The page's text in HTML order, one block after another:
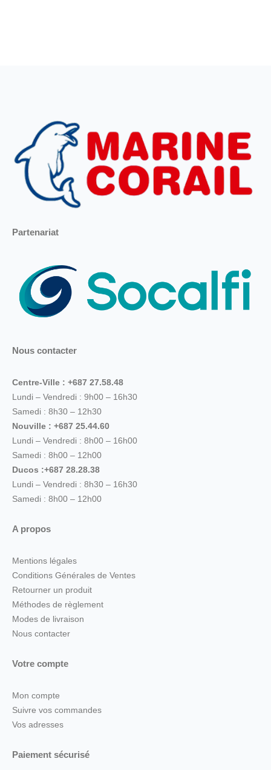
Partenariat
Nous contacter
Centre-Ville : +687 27.58.48
Lundi – Vendredi : 9h00 – 16h30
Samedi : 8h30 – 12h30
Nouville : +687 25.44.60
Lundi – Vendredi : 8h00 – 16h00
Samedi : 8h00 – 12h00
Ducos :+687 28.28.38
Lundi – Vendredi : 8h30 – 16h30
Samedi : 8h00 – 12h00
A propos
Mentions légales
Conditions Générales de Ventes
Retourner un produit
Méthodes de règlement
Modes de livraison
Nous contacter
Votre compte
Mon compte
Suivre vos commandes
Vos adresses
Paiement sécurisé